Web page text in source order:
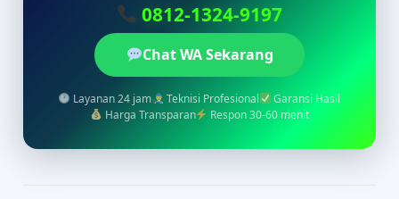
0812-1324-9197
Chat WA Sekarang
Layanan 24 jam Teknisi Profesional
Garansi Hasil
Harga Transparan
Respon 30-60 menit